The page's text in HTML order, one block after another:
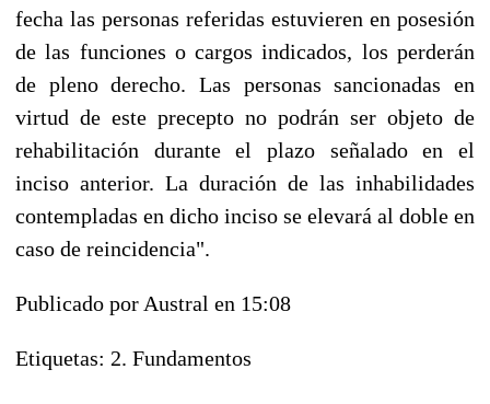
fecha las personas referidas estuvieren en posesión
de las funciones o cargos indicados, los perderán
de pleno derecho. Las personas sancionadas en
virtud de este precepto no podrán ser objeto de
rehabilitación durante el plazo señalado en el
inciso anterior. La duración de las inhabilidades
contempladas en dicho inciso se elevará al doble en
caso de reincidencia".
Publicado por Austral en 15:08
Etiquetas: 2. Fundamentos